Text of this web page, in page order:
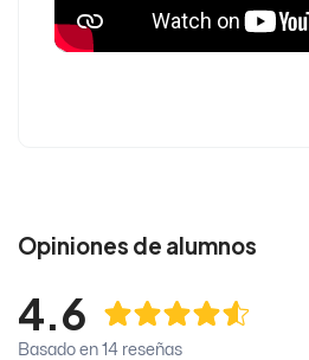
Opiniones de alumnos
4.6
Basado en 14 reseñas